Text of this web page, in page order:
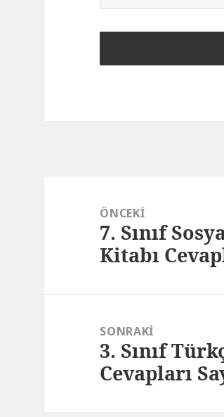
gezinmesiÖNCEKI
Önceki
yazı:
7. Sınıf
Kitabı
SONRAKI
Sonraki
yazı:
3. Sınıf
Cevapları